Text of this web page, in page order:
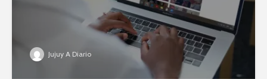
Jujuy A Diario